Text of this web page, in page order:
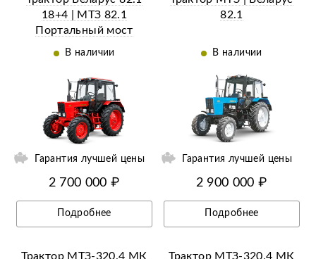
18+4 | МТЗ 82.1
Портальный мост
В наличии
Гарантия лучшей цены
2 700 000 ₽
Подробнее
82.1
В наличии
Гарантия лучшей цены
2 900 000 ₽
Подробнее
Трактор МТЗ-320.4 МК
Трактор МТЗ-320.4 МК